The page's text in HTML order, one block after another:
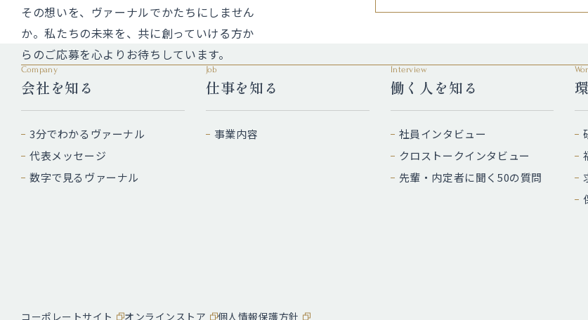
その想いを、ヴァーナルでかたちにしません
か。私たちの未来を、共に創っていける方か
らのご応募を心よりお待ちしています。
Company
会社を知る
3分でわかるヴァーナル
代表メッセージ
数字で見るヴァーナル
Job
仕事を知る
事業内容
Interview
働く人を知る
社員インタビュー
クロストークインタビュー
先輩・内定者に聞く50の質問
コーポレートサイト オンラインストア 個人情報保護方針